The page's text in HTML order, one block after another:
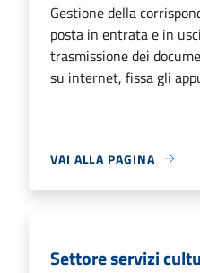
Gestione della
posta in entrata e in
trasmissione dei
su internet, fissa gli
VAI ALLA PAGINA
Settore servizi